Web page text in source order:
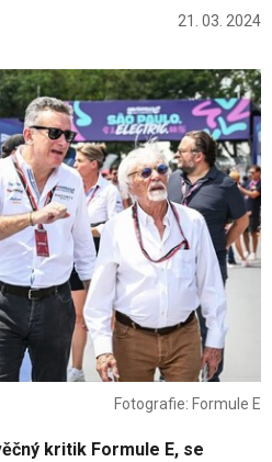
21. 03. 2024
Fotografie: Formule E
kritik Formule E, se